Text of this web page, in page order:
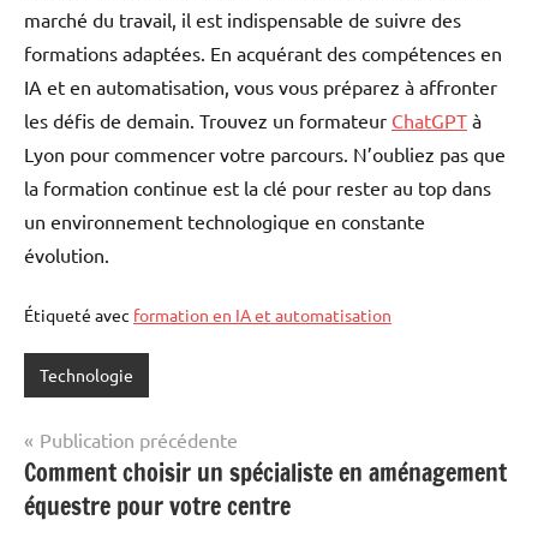
marché du travail, il est indispensable de suivre des
formations adaptées. En acquérant des compétences en
IA et en automatisation, vous vous préparez à affronter
les défis de demain. Trouvez un formateur ChatGPT à
Lyon pour commencer votre parcours. N’oubliez pas que
la formation continue est la clé pour rester au top dans
un environnement technologique en constante
évolution.
Étiqueté avec formation en IA et automatisation
Technologie
Navigation
de
l’article
Publication précédente
Comment choisir un spécialiste en aménagement
équestre pour votre centre